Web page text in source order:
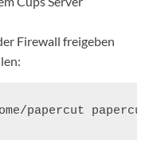
Firewall freigeben
papercut papercut